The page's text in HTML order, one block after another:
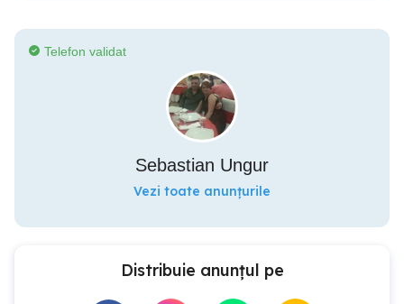
Telefon validat
Sebastian Ungur
Vezi toate anunțurile
Distribuie anunțul pe